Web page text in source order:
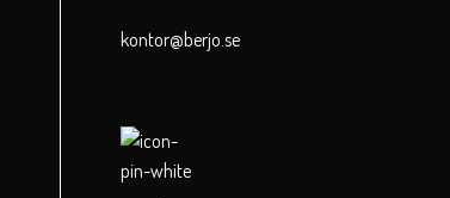
kontor@berjo.se